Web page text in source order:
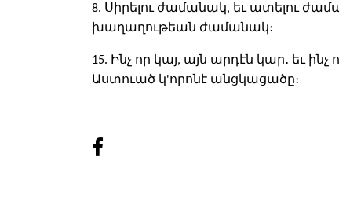
8. Սիրելու ժամանակ, եւ ատելու
խաղաղութեան ժամանակ։
15. Ինչ որ կայ, այն արդէն կար․ եւ ինչ
Աստուած կ'որոնէ անցկացածը։